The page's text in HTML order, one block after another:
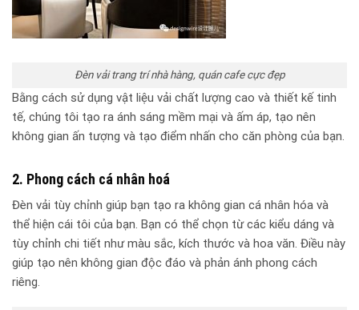
Đèn vải trang trí nhà hàng, quán cafe cực đẹp
Bằng cách sử dụng vật liệu vải chất lượng cao và thiết kế tinh
tế, chúng tôi tạo ra ánh sáng mềm mại và ấm áp, tạo nên
không gian ấn tượng và tạo điểm nhấn cho căn phòng của bạn.
2. Phong cách cá nhân hoá
Đèn vải tùy chỉnh giúp bạn tạo ra không gian cá nhân hóa và
thể hiện cái tôi của bạn. Bạn có thể chọn từ các kiểu dáng và
tùy chỉnh chi tiết như màu sắc, kích thước và hoa văn. Điều này
giúp tạo nên không gian độc đáo và phản ánh phong cách
riêng.